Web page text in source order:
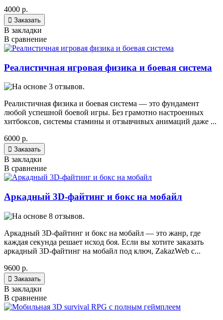
4000 р.
 Заказать
В закладки
В сравнение
Реалистичная игровая физика и боевая система
Реалистичная физика и боевая система — это фундамент
любой успешной боевой игры. Без грамотно настроенных
хитбоксов, системы стамины и отзывчивых анимаций даже ...
6000 р.
 Заказать
В закладки
В сравнение
Аркадный 3D-файтинг и бокс на мобайл
Аркадный 3D-файтинг и бокс на мобайл — это жанр, где
каждая секунда решает исход боя. Если вы хотите заказать
аркадный 3D-файтинг на мобайл под ключ, ZakazWeb с...
9600 р.
 Заказать
В закладки
В сравнение